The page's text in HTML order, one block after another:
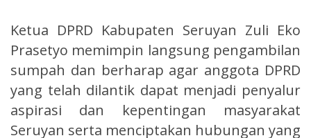
Ketua DPRD Kabupaten Seruyan Zuli Eko
Prasetyo memimpin langsung pengambilan
sumpah dan berharap agar anggota DPRD
yang telah dilantik dapat menjadi penyalur
aspirasi dan kepentingan masyarakat
Seruyan serta menciptakan hubungan yang